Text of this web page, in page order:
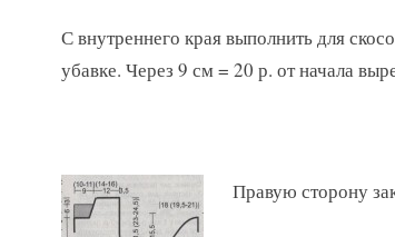
С внутреннего края выполнить для
убавке. Через 9 см = 20 р. от начала
Правую сторону